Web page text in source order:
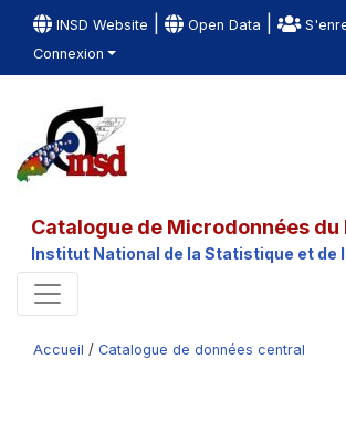
INSD Website Open Data
Connexion
Catalogue de Microdonnées du
Institut National de la Statistique et de
Accueil / Catalogue de données central